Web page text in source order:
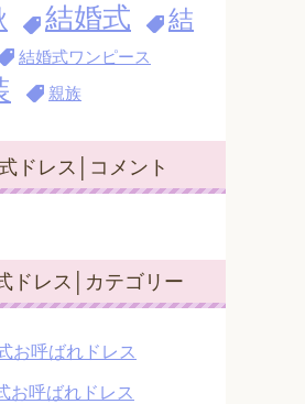
結婚式
結
結婚式ワンピース
親族
ドレス│コメント
ドレス│カテゴリー
お呼ばれドレス
お呼ばれドレス